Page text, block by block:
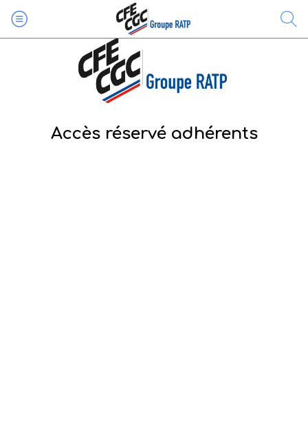
Accès réservé adhérents